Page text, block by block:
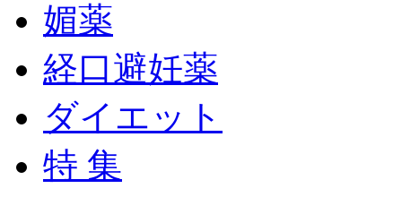
媚薬
経口避妊薬
ダイエット
特 集